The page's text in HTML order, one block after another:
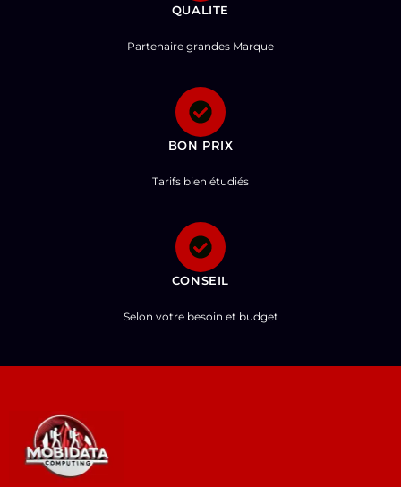
QUALITE
Partenaire grandes Marque
BON PRIX
Tarifs bien étudiés
CONSEIL
Selon votre besoin et budget